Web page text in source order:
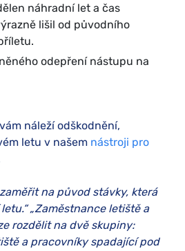
náhradní let a čas
lišil od původního
odepření nástupu na
náleží odškodnění,
letu v našem nástroji pro
na původ stávky, která
„Zaměstnance letiště a
rozdělit na dvě skupiny:
a pracovníky spadající pod